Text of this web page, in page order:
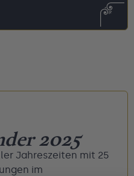
2025
Jahreszeiten mit 25
im